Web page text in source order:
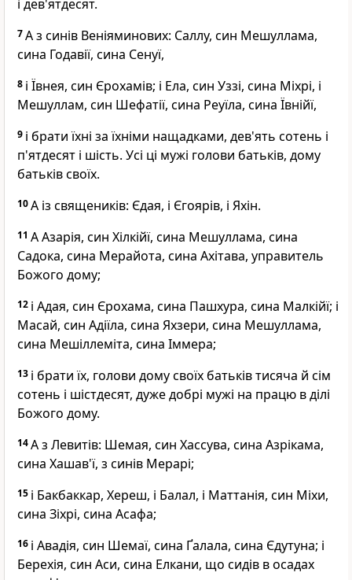
і дев'ятдесят.
7А з синів Веніяминових: Саллу, син Мешуллама,
сина Годавії, сина Сенуї,
8 і Ївнея, син Єрохамів; і Ела, син Уззі, сина Міхрі, і
Мешуллам, син Шефатії, сина Реуїла, сина Ївнійї,
9 і брати їхні за їхніми нащадками, дев'ять сотень і
п'ятдесят і шість. Усі ці мужі голови батьків, дому
батьків своїх.
10А із священиків: Єдая, і Єгоярів, і Яхін.
11 А Азарія, син Хілкійї, сина Мешуллама, сина
Садока, сина Мерайота, сина Ахітава, управитель
Божого дому;
12 і Адая, син Єрохама, сина Пашхура, сина Малкійї; і
Масай, син Адіїла, сина Яхзери, сина Мешуллама,
сина Мешіллеміта, сина Іммера;
13 і брати їх, голови дому своїх батьків тисяча й сім
сотень і шістдесят, дуже добрі мужі на працю в ділі
Божого дому.
14А з Левитів: Шемая, син Хассува, сина Азрікама,
сина Хашав'ї, з синів Мерарі;
15 і Бакбаккар, Хереш, і Балал, і Маттанія, син Міхи,
сина Зіхрі, сина Асафа;
16 і Авадія, син Шемаї, сина Ґалала, сина Єдутуна; і
Берехія, син Аси, сина Елкани, що сидів в осадах